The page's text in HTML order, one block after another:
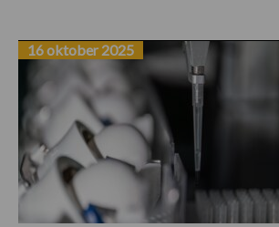
16 oktober 2025